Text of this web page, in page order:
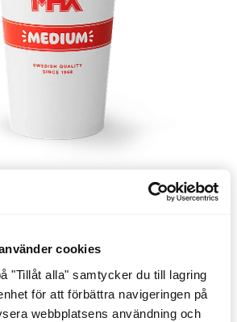
cookies
"Tillåt alla" samtycker du till lagring
för att förbättra navigeringen på
webbplatsens användning och
Jordgubb
Shake, finns i tre olika